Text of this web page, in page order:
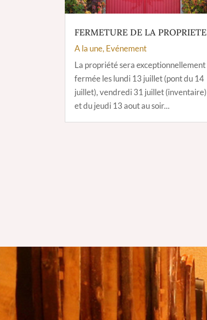
FERMETURE DE LA PROPRIETE
A la une, Evénement
La propriété sera exceptionnellement
fermée les lundi 13 juillet (pont du 14
juillet), vendredi 31 juillet (inventaire)
et du jeudi 13 aout au soir...